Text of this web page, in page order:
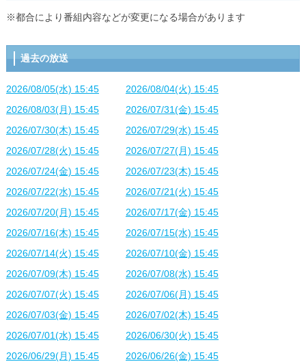
※都合により番組内容などが変更になる場合があります
過去の放送
2026/08/05(水) 15:45
2026/08/04(火) 15:45
2026/08/03(月) 15:45
2026/07/31(金) 15:45
2026/07/30(木) 15:45
2026/07/29(水) 15:45
2026/07/28(火) 15:45
2026/07/27(月) 15:45
2026/07/24(金) 15:45
2026/07/23(木) 15:45
2026/07/22(水) 15:45
2026/07/21(火) 15:45
2026/07/20(月) 15:45
2026/07/17(金) 15:45
2026/07/16(木) 15:45
2026/07/15(水) 15:45
2026/07/14(火) 15:45
2026/07/10(金) 15:45
2026/07/09(木) 15:45
2026/07/08(水) 15:45
2026/07/07(火) 15:45
2026/07/06(月) 15:45
2026/07/03(金) 15:45
2026/07/02(木) 15:45
2026/07/01(水) 15:45
2026/06/30(火) 15:45
2026/06/29(月) 15:45
2026/06/26(金) 15:45